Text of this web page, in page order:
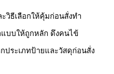
วิธีเลือกให้คุ้มก่อนสั่งทำ
บบให้ถูกหลัก ดึงคนไข้
ประเภทป้ายและวัสดุก่อนสั่ง